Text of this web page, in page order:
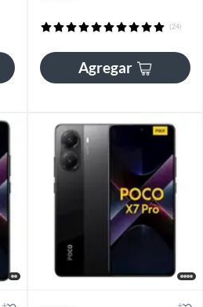
(24)
Agregar